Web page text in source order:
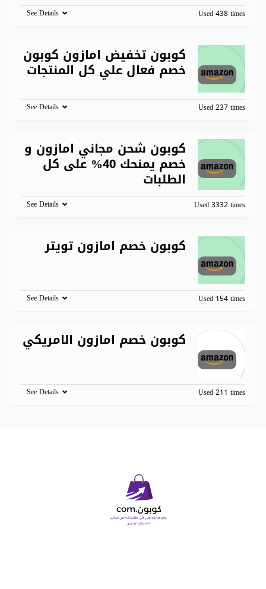
Used 438 times
See Details
كوبون تخفيض امازون كوبون
خصم فعال علي كل المنتجات
Used 237 times
See Details
كوبون شحن مجاني امازون و
خصم يمنحك 40% على كل
الطلبات
Used 3332 times
See Details
كوبون خصم امازون تويتر
Used 154 times
See Details
كوبون خصم امازون الامريكي
Used 211 times
See Details